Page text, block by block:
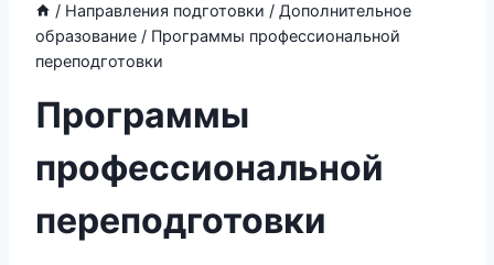
/ Направления подготовки / Дополнительное
образование / Программы профессиональной
переподготовки
Программы
профессиональной
переподготовки